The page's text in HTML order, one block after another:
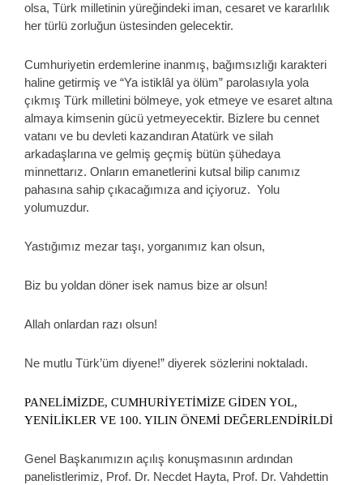
olsa, Türk milletinin yüreğindeki iman, cesaret ve kararlılık
her türlü zorluğun üstesinden gelecektir.
Cumhuriyetin erdemlerine inanmış, bağımsızlığı karakteri
haline getirmiş ve “Ya istiklâl ya ölüm” parolasıyla yola
çıkmış Türk milletini bölmeye, yok etmeye ve esaret altına
almaya kimsenin gücü yetmeyecektir. Bizlere bu cennet
vatanı ve bu devleti kazandıran Atatürk ve silah
arkadaşlarına ve gelmiş geçmiş bütün şühedaya
minnettarız. Onların emanetlerini kutsal bilip canımız
pahasına sahip çıkacağımıza and içiyoruz. Yolu
yolumuzdur.
Yastığımız mezar taşı, yorganımız kan olsun,
Biz bu yoldan döner isek namus bize ar olsun!
Allah onlardan razı olsun!
Ne mutlu Türk’üm diyene!” diyerek sözlerini noktaladı.
PANELİMİZDE, CUMHURİYETİMİZE GİDEN YOL,
YENİLİKLER VE 100. YILIN ÖNEMİ DEĞERLENDİRİLDİ
Genel Başkanımızın açılış konuşmasının ardından
panelistlerimiz, Prof. Dr. Necdet Hayta, Prof. Dr. Vahdettin